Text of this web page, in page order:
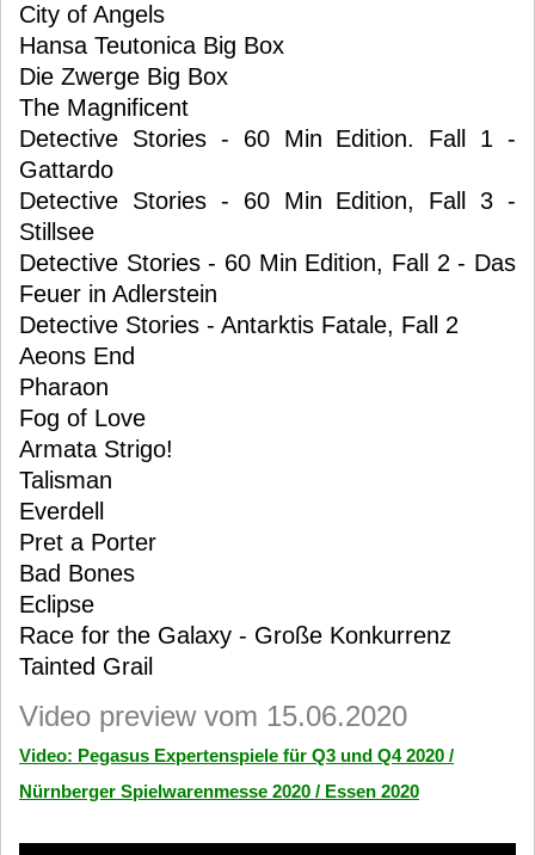
City of Angels
Hansa Teutonica Big Box
Die Zwerge Big Box
The Magnificent
Detective Stories - 60 Min Edition. Fall 1 -
Gattardo
Detective Stories - 60 Min Edition, Fall 3 -
Stillsee
Detective Stories - 60 Min Edition, Fall 2 - Das
Feuer in Adlerstein
Detective Stories - Antarktis Fatale, Fall 2
Aeons End
Pharaon
Fog of Love
Armata Strigo!
Talisman
Everdell
Pret a Porter
Bad Bones
Eclipse
Race for the Galaxy - Große Konkurrenz
Tainted Grail
Video preview vom 15.06.2020
Video: Pegasus Expertenspiele für Q3 und Q4 2020 /
Nürnberger Spielwarenmesse 2020 / Essen 2020